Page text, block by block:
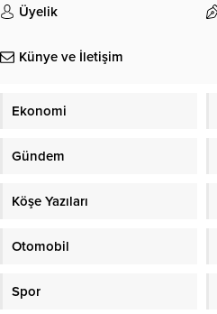
Üyelik
Künye ve İletişim
Ekonomi
Gündem
Köşe Yazıları
Otomobil
Spor